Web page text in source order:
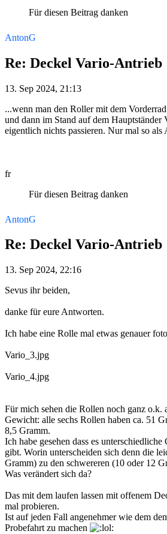
Für diesen Beitrag danken
AntonG
Re: Deckel Vario-Antrieb
13. Sep 2024, 21:13
...wenn man den Roller mit dem
und dann im Stand auf dem Hauptständer
eigentlich nichts passieren. Nur mal so als
fr
Für diesen Beitrag danken
AntonG
Re: Deckel Vario-Antrieb
13. Sep 2024, 22:16
Sevus ihr beiden,
danke für eure Antworten.
Ich habe eine Rolle mal etwas genauer
Vario_3.jpg
Vario_4.jpg
Für mich sehen die Rollen noch ganz o.k.
Gewicht: alle sechs Rollen haben ca. 51
8,5 Gramm.
Ich habe gesehen dass es
gibt. Worin unterscheiden sich denn die
Gramm) zu den schwereren (10 oder 12
Was verändert sich da?
Das mit dem laufen lassen mit offenem
mal probieren.
Ist auf jeden Fall angenehmer wie dem
Probefahrt zu machen